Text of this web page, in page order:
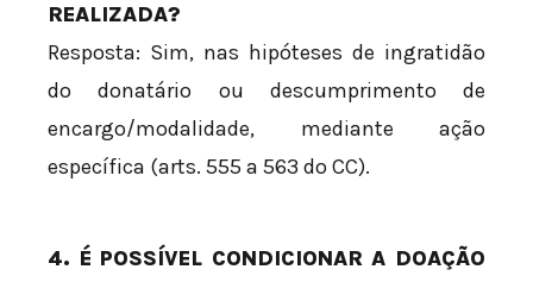
REALIZADA?
Resposta: Sim, nas hipóteses de ingratidão
do donatário ou descumprimento de
encargo/modalidade, mediante ação
específica (arts. 555 a 563 do CC).
4. É POSSÍVEL CONDICIONAR A DOAÇÃO